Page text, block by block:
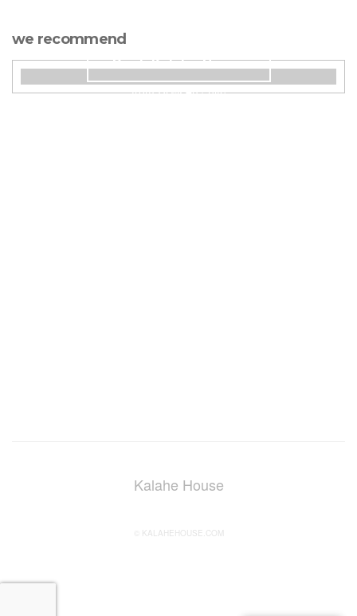
we recommend
Book Kalahe House
from US$240 / nite
Kalahe House
© KALAHEHOUSE.COM